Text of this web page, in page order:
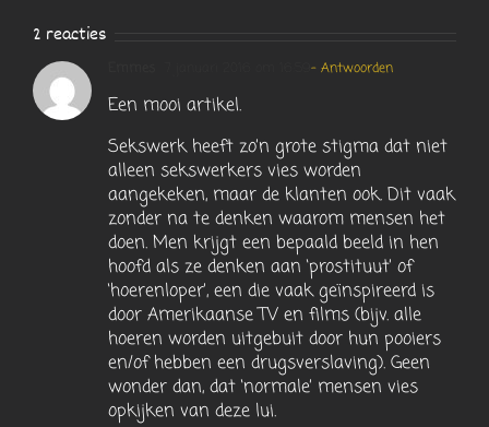
2 reacties
- Antwoorden
Een mooi artikel.
Sekswerk heeft zo’n grote stigma dat niet
alleen sekswerkers vies worden
aangekeken, maar de klanten ook. Dit vaak
zonder na te denken waarom mensen het
doen. Men krijgt een bepaald beeld in hen
hoofd als ze denken aan ‘prostituut’ of
‘hoerenloper’, een die vaak geïnspireerd is
door Amerikaanse TV en films (bijv. alle
hoeren worden uitgebuit door hun pooiers
en/of hebben een drugsverslaving). Geen
wonder dan, dat ‘normale’ mensen vies
opkijken van deze lui.